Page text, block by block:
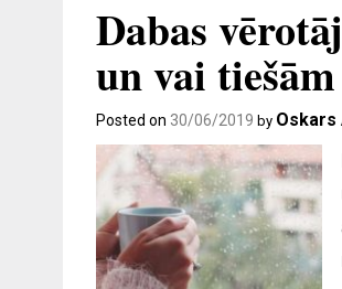
Dabas
un vai
Posted on 30/06/2019 by Oskars